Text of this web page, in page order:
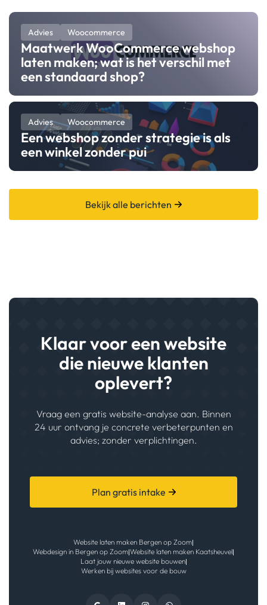
Advies Woocommerce
Maatwerk WooCommerce webshop
laten maken; wat is het verschil met
een standaard shop?
Advies Woocommerce
Een webshop zonder strategie is als
een winkel zonder pui
Bekijk alle berichten
Klaar voor een website
die nieuwe klanten
oplevert?
Vraag een gratis website-analyse aan. Binnen
24 uur ontvang je concrete verbeterpunten en
advies; zonder verplichtingen.
Plan gratis intake
Website laten maken Bergen op Zoom
Webdesign in Bergen op Zoom Website laten maken Kaatsheuvel
Laat jouw nieuwe website bouwen|
Werken bij websites voor de bouw